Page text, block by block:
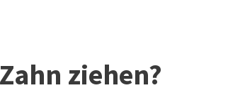
ziehen?